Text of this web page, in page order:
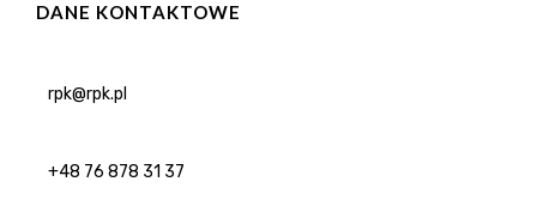
DANE KONTAKTOWE
rpk@rpk.pl
+48 76 878 31 37